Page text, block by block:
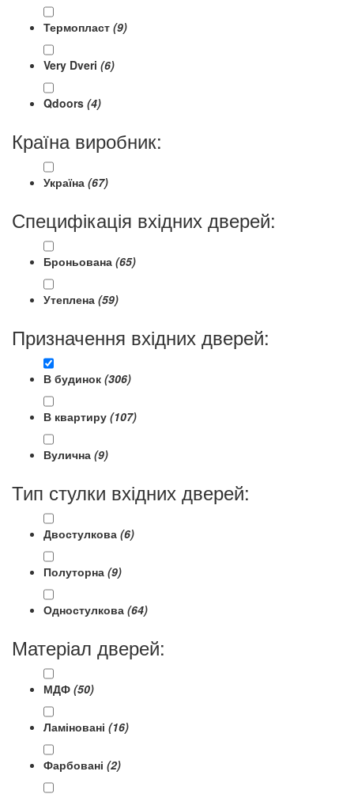
Термопласт (9)
Very Dveri (6)
Qdoors (4)
Країна виробник:
Україна (67)
Специфікація вхідних дверей:
Броньована (65)
Утеплена (59)
Призначення вхідних дверей:
В будинок (306)
В квартиру (107)
Вулична (9)
Тип стулки вхідних дверей:
Двостулкова (6)
Полуторна (9)
Одностулкова (64)
Матеріал дверей:
МДФ (50)
Ламіновані (16)
Фарбовані (2)